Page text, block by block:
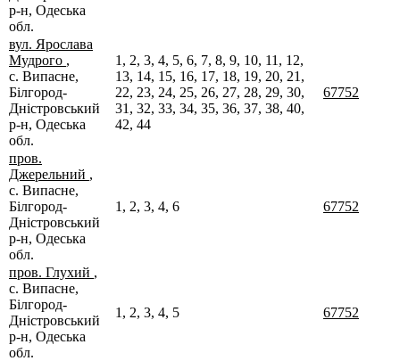
р-н, Одеська
обл.
вул. Ярослава
Мудрого ,
с. Випасне,
Білгород-
Дністровський
р-н, Одеська
обл.
1, 2, 3, 4, 5, 6, 7, 8, 9, 10, 11, 12,
13, 14, 15, 16, 17, 18, 19, 20, 21,
22, 23, 24, 25, 26, 27, 28, 29, 30,
31, 32, 33, 34, 35, 36, 37, 38, 40,
42, 44
67752
пров.
Джерельний ,
с. Випасне,
Білгород-
Дністровський
р-н, Одеська
обл.
1, 2, 3, 4, 6 67752
пров. Глухий ,
с. Випасне,
Білгород-
Дністровський
р-н, Одеська
обл.
1, 2, 3, 4, 5 67752